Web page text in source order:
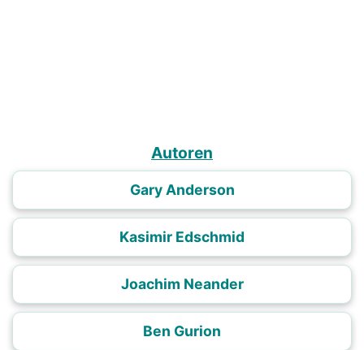
Autoren
Gary Anderson
Kasimir Edschmid
Joachim Neander
Ben Gurion